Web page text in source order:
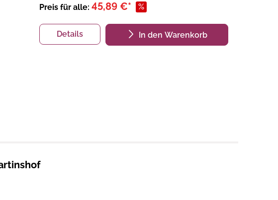
Preis für alle: 45,89 €* %
Details In den Warenkorb